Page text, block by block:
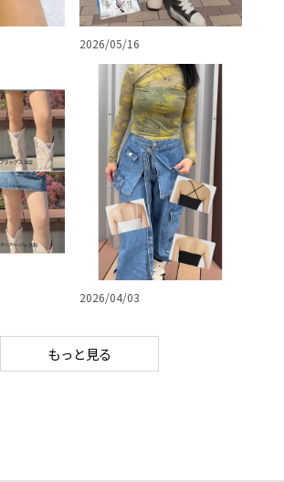
2026/05/16
2026/04/03
もっと見る